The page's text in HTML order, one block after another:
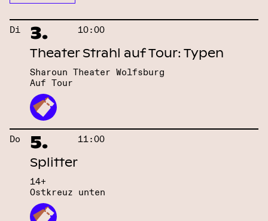
Di 3. 10:00
Theater Strahl auf Tour: Typen
Sharoun Theater Wolfsburg
Auf Tour
Do 5. 11:00
Splitter
14+
Ostkreuz unten